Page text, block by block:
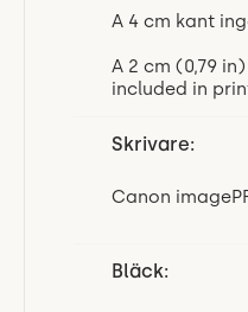
A 4 cm kant
A 2 cm (0,79
included in
Skrivare:
Canon
Bläck: